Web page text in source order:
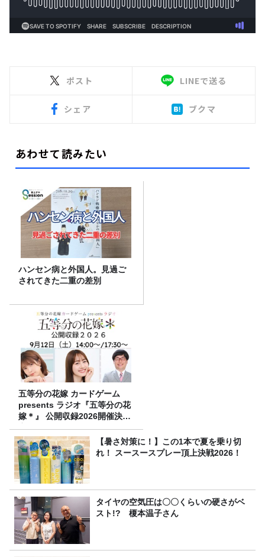
ポスト LINEで送る
シェア ブクマ
あわせて読みたい
ハンセン病と外国人。見過ご
されてきた二重の差別
五等分の花嫁 カードゲーム
presents ラジオ『五等分の花
嫁＊』 公開収録2026開催決
定！
【暑さ対策に！】この1本で夏を乗り切
れ！ スースースプレー頂上決戦2026！
タイヤの空気圧は〇〇くらいの硬さがベ
スト!? 榎本温子さん